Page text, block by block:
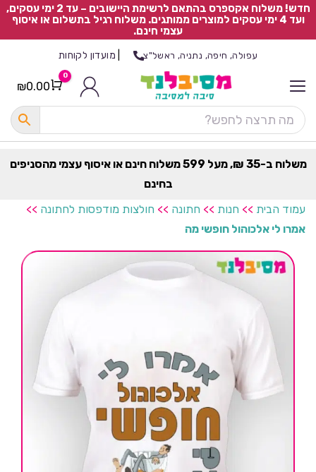
חדש! משלוח אקספרס בהתאם לרשימת היישובים – עד 2 ימי עסקים,
ועד 4 ימי עסקים למוצרים ממותגים. משלוח רגיל בתשלום או איסוף
עצמי חינם.
עפולה, חיפה, נתניה, ראשל"צ מועדון לקוחות
Cart
0
₪0.00
משלוח ב-35 ₪, מעל 599 משלוח חינם או איסוף עצמי מהסניפים
בחינם
עמוד הבית >> חנות >> חתונה >> חולצות מודפסות לחתונה >>
אמרו לי אלכוהול חופשי מה